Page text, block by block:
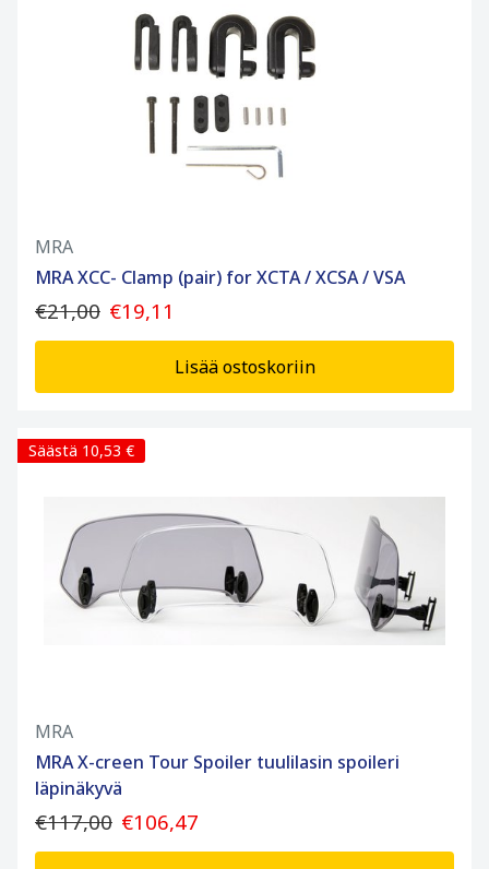
MRA
MRA XCC- Clamp (pair) for XCTA / XCSA / VSA
€21,00 €19,11
Lisää ostoskoriin
Säästä 10,53 €
MRA
MRA X-creen Tour Spoiler tuulilasin spoileri
läpinäkyvä
€117,00 €106,47